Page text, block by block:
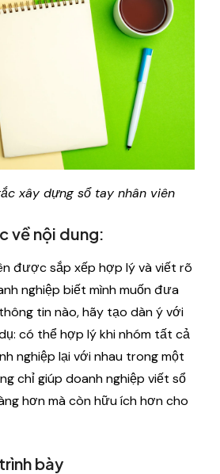
xây dựng sổ tay nhân viên
về nội dung:
được sắp xếp hợp lý và viết rõ
nghiệp biết mình muốn đưa
tin nào, hãy tạo dàn ý với
có thể hợp lý khi nhóm tất cả
nghiệp lại với nhau trong một
chỉ giúp doanh nghiệp viết sổ
hơn mà còn hữu ích hơn cho
bày